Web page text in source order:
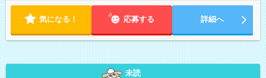
気になる！ 応募する 詳細へ
未読